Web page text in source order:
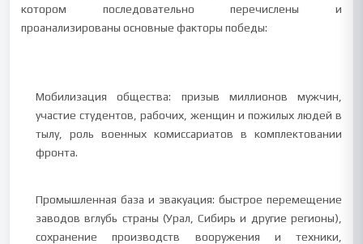
котором последовательно перечислены и
проанализированы основные факторы победы:
Мобилизация общества: призыв миллионов мужчин,
участие студентов, рабочих, женщин и пожилых людей в
тылу, роль военных комиссариатов в комплектовании
фронта.
Промышленная база и эвакуация: быстрое перемещение
заводов вглубь страны (Урал, Сибирь и другие регионы),
сохранение производств вооружения и техники,